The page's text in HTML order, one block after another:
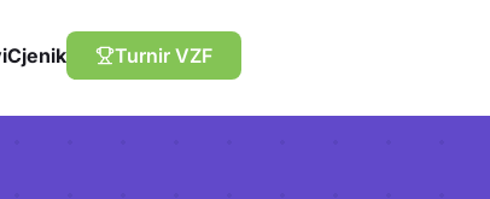
Cjenik Turnir VZF